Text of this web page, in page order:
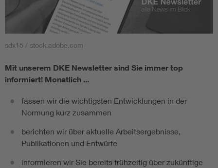
sdx15 / stock.adobe.com
Mit unserem DKE Newsletter sind Sie immer top
informiert! Monatlich ...
fassen wir die wichtigsten Entwicklungen in der
Normung kurz zusammen
berichten wir über aktuelle Arbeitsergebnisse,
Publikationen und Entwürfe
informieren wir Sie bereits frühzeitig über zukünftige